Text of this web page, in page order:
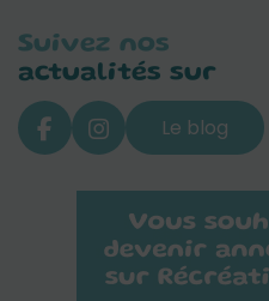
Suivez nos
actualités sur
Le blog